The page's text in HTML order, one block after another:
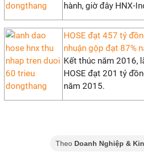
hành, giờ đây HNX-
HOSE đạt 457 tỷ
nhuận gộp đạt 87%
Kết thúc năm 2016,
HOSE đạt 201 tỷ
năm 2015.
Theo Doanh Nghiệp &